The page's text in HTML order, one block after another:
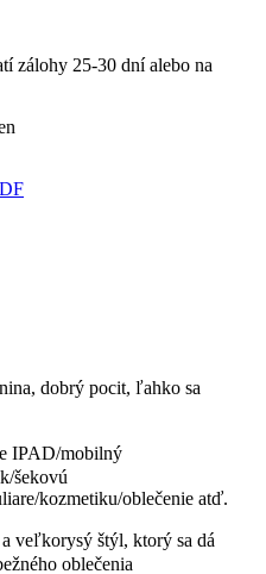
zálohy 25-30 dní alebo na
dobrý pocit, ľahko sa
IPAD/mobilný
šekovú
kozmetiku/oblečenie atď.
a veľkorysý štýl, ktorý sa dá
oblečenia